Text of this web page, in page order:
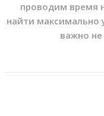
проводим время
найти максимально
важно не